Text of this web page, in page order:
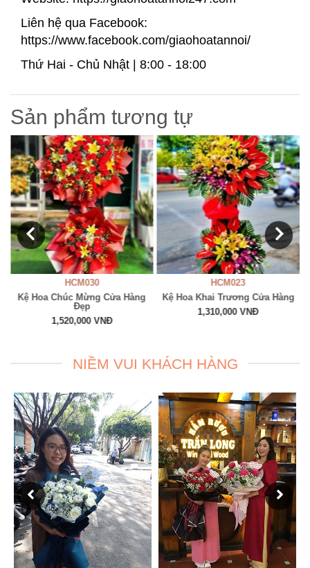
Liên hệ qua Facebook:
https://www.facebook.com/giaohoatannoi/
Thứ Hai - Chủ Nhật | 8:00 - 18:00
Sản phẩm tương tự
HCM030
Kệ Hoa Chúc Mừng Cửa Hàng
Đẹp
1,520,000 VNĐ
HCM023
Kệ Hoa Khai Trương Cửa Hàng
1,310,000 VNĐ
NIỀM VUI KHÁCH HÀNG